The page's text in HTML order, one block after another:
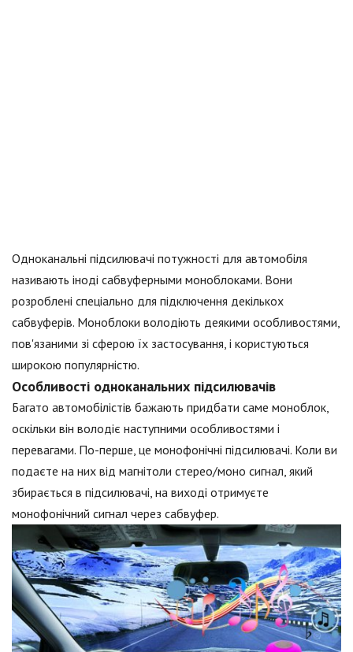
Одноканальні підсилювачі потужності для автомобіля
називають іноді сабвуферными моноблоками. Вони
розроблені спеціально для підключення декількох
сабвуферів. Моноблоки володіють деякими особливостями,
пов'язаними зі сферою їх застосування, і користуються
широкою популярністю.
Особливості одноканальних підсилювачів
Багато автомобілістів бажають придбати саме моноблок,
оскільки він володіє наступними особливостями і
перевагами. По-перше, це монофонічні підсилювачі. Коли ви
подаєте на них від магнітоли стерео/моно сигнал, який
збирається в підсилювачі, на виході отримуєте
монофонічний сигнал через сабвуфер.